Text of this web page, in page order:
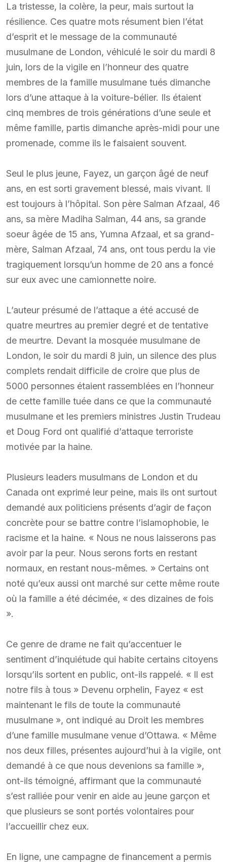
La tristesse, la colère, la peur, mais surtout la
résilience. Ces quatre mots résument bien l’état
d’esprit et le message de la communauté
musulmane de London, véhiculé le soir du mardi 8
juin, lors de la vigile en l’honneur des quatre
membres de la famille musulmane tués dimanche
lors d’une attaque à la voiture-bélier. Ils étaient
cinq membres de trois générations d’une seule et
même famille, partis dimanche après-midi pour une
promenade, comme ils le faisaient souvent.
Seul le plus jeune, Fayez, un garçon âgé de neuf
ans, en est sorti gravement blessé, mais vivant. Il
est toujours à l’hôpital. Son père Salman Afzaal, 46
ans, sa mère Madiha Salman, 44 ans, sa grande
soeur âgée de 15 ans, Yumna Afzaal, et sa grand-
mère, Salman Afzaal, 74 ans, ont tous perdu la vie
tragiquement lorsqu’un homme de 20 ans a foncé
sur eux avec une camionnette noire.
L’auteur présumé de l’attaque a été accusé de
quatre meurtres au premier degré et de tentative
de meurtre. Devant la mosquée musulmane de
London, le soir du mardi 8 juin, un silence des plus
complets rendait difficile de croire que plus de
5000 personnes étaient rassemblées en l’honneur
de cette famille tuée dans ce que la communauté
musulmane et les premiers ministres Justin Trudeau
et Doug Ford ont qualifié d’attaque terroriste
motivée par la haine.
Plusieurs leaders musulmans de London et du
Canada ont exprimé leur peine, mais ils ont surtout
demandé aux politiciens présents d’agir de façon
concrète pour se battre contre l’islamophobie, le
racisme et la haine. « Nous ne nous laisserons pas
avoir par la peur. Nous serons forts en restant
normaux, en restant nous-mêmes. » Certains ont
noté qu’eux aussi ont marché sur cette même route
où la famille a été décimée, « des dizaines de fois
».
Ce genre de drame ne fait qu’accentuer le
sentiment d’inquiétude qui habite certains citoyens
lorsqu’ils sortent en public, ont-ils rappelé. « Il est
notre fils à tous » Devenu orphelin, Fayez « est
maintenant le fils de toute la communauté
musulmane », ont indiqué au Droit les membres
d’une famille musulmane venue d’Ottawa. « Même
nos deux filles, présentes aujourd’hui à la vigile, ont
demandé à ce que nous devenions sa famille »,
ont-ils témoigné, affirmant que la communauté
s’est ralliée pour venir en aide au jeune garçon et
que plusieurs se sont portés volontaires pour
l’accueillir chez eux.
En ligne, une campagne de financement a permis